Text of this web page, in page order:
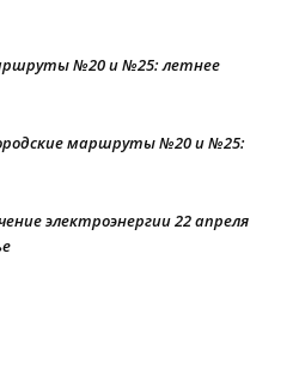
№20 и №25: летнее
маршруты №20 и №25:
электроэнергии 22 апреля